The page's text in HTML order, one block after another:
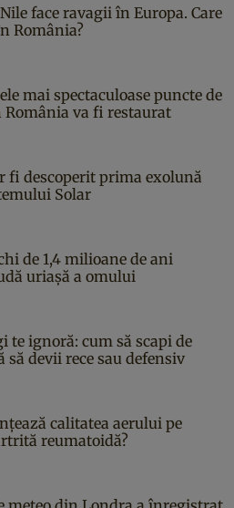
face ravagii în Europa. Care
România?
mai spectaculoase puncte de
România va fi restaurat
fi descoperit prima exolună
Solar
de 1,4 milioane de ani
uriașă a omului
te ignoră: cum să scapi de
să devii rece sau defensiv
calitatea aerului pe
reumatoidă?